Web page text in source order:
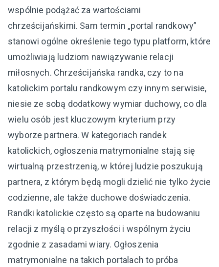
wspólnie podążać za wartościami
chrześcijańskimi. Sam termin „portal randkowy”
stanowi ogólne określenie tego typu platform, które
umożliwiają ludziom nawiązywanie relacji
miłosnych. Chrześcijańska randka, czy to na
katolickim portalu randkowym czy innym serwisie,
niesie ze sobą dodatkowy wymiar duchowy, co dla
wielu osób jest kluczowym kryterium przy
wyborze partnera. W kategoriach randek
katolickich, ogłoszenia matrymonialne stają się
wirtualną przestrzenią, w której ludzie poszukują
partnera, z którym będą mogli dzielić nie tylko życie
codzienne, ale także duchowe doświadczenia.
Randki katolickie często są oparte na budowaniu
relacji z myślą o przyszłości i wspólnym życiu
zgodnie z zasadami wiary. Ogłoszenia
matrymonialne na takich portalach to próba